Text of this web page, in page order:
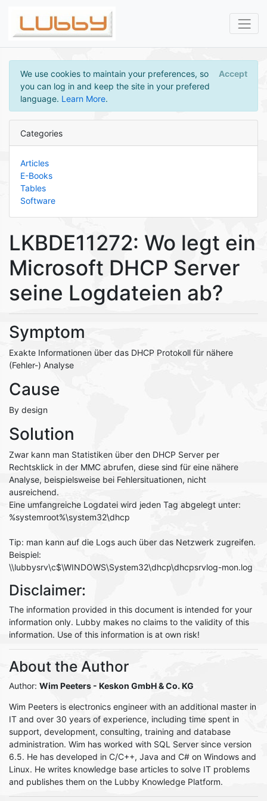
We use cookies to maintain your preferences, so
you can log in and keep the site in your prefered
language. Learn More.
Accept
Categories
Articles
E-Books
Tables
Software
LKBDE11272: Wo legt ein
Microsoft DHCP Server
seine Logdateien ab?
Symptom
Exakte Informationen über das DHCP Protokoll für nähere
(Fehler-) Analyse
Cause
By design
Solution
Zwar kann man Statistiken über den DHCP Server per
Rechtsklick in der MMC abrufen, diese sind für eine nähere
Analyse, beispielsweise bei Fehlersituationen, nicht
ausreichend.
Eine umfangreiche Logdatei wird jeden Tag abgelegt unter:
%systemroot%\system32\dhcp
Tip: man kann auf die Logs auch über das Netzwerk zugreifen.
Beispiel:
\\lubbysrv\c$\WINDOWS\System32\dhcp\dhcpsrvlog-mon.log
Disclaimer:
The information provided in this document is intended for your
information only. Lubby makes no claims to the validity of this
information. Use of this information is at own risk!
About the Author
Author: Wim Peeters - Keskon GmbH & Co. KG
Wim Peeters is electronics engineer with an additional master in
IT and over 30 years of experience, including time spent in
support, development, consulting, training and database
administration. Wim has worked with SQL Server since version
6.5. He has developed in C/C++, Java and C# on Windows and
Linux. He writes knowledge base articles to solve IT problems
and publishes them on the Lubby Knowledge Platform.